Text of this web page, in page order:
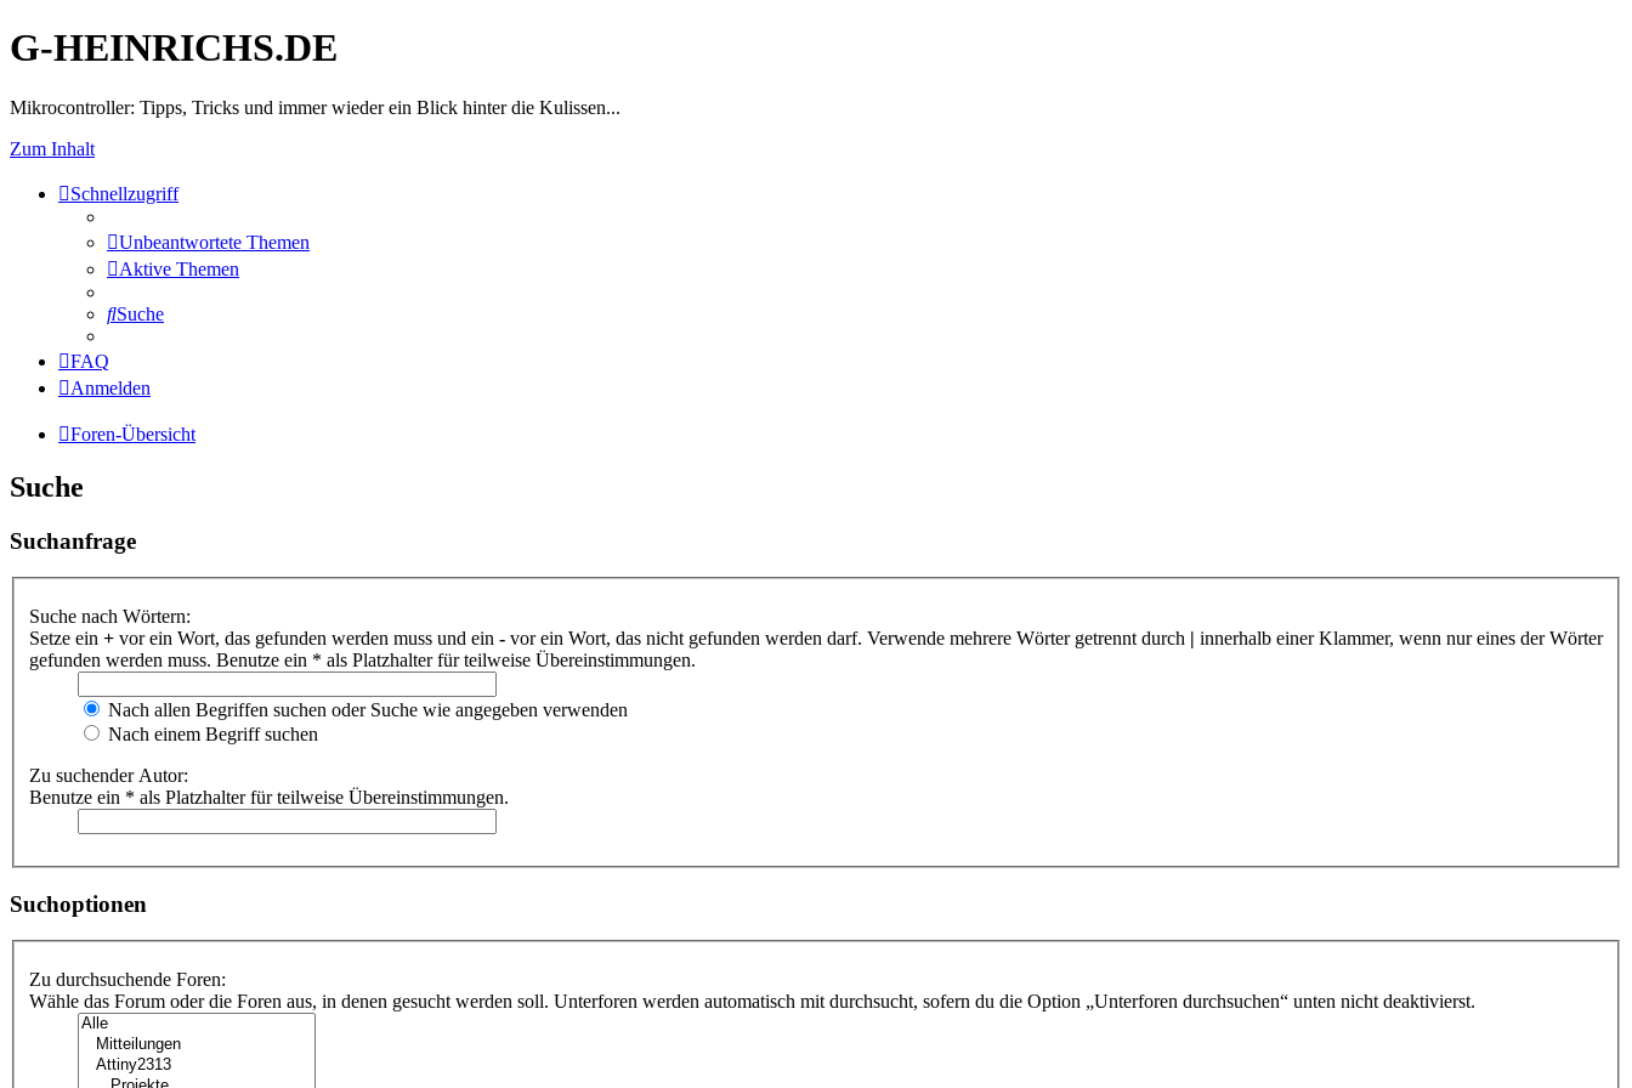
G-HEINRICHS.DE
Mikrocontroller: Tipps, Tricks und immer wieder ein Blick hinter die Kulissen...
Zum Inhalt
Schnellzugriff
Unbeantwortete Themen
Aktive Themen
Suche
FAQ
Anmelden
Foren-Übersicht
Suche
Suchanfrage
Suche nach Wörtern:
Setze ein + vor ein Wort, das gefunden werden muss und ein - vor ein Wort, das nicht gefunden werden darf. Verwende mehrere Wörter getrennt durch | innerhalb einer Klammer, wenn nur eines der Wörter
gefunden werden muss. Benutze ein * als Platzhalter für teilweise Übereinstimmungen.
Nach allen Begriffen suchen oder Suche wie angegeben verwenden
Nach einem Begriff suchen
Zu suchender Autor:
Benutze ein * als Platzhalter für teilweise Übereinstimmungen.
Suchoptionen
Zu durchsuchende Foren:
Wähle das Forum oder die Foren aus, in denen gesucht werden soll. Unterforen werden automatisch mit durchsucht, sofern du die Option „Unterforen durchsuchen“ unten nicht deaktivierst.